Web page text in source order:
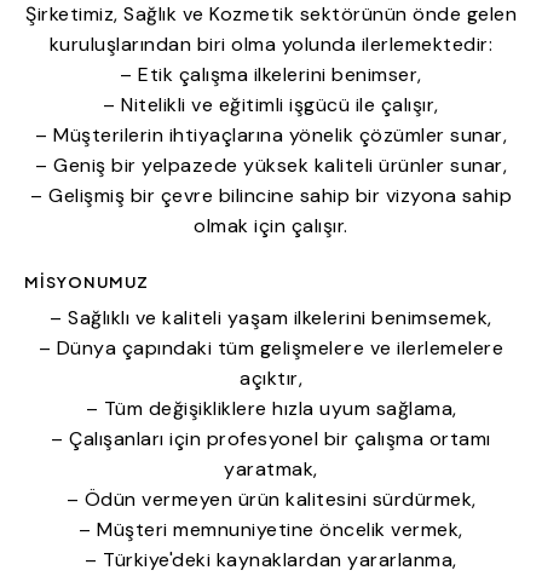
Şirketimiz, Sağlık ve Kozmetik sektörünün önde gelen
kuruluşlarından biri olma yolunda ilerlemektedir:
– Etik çalışma ilkelerini benimser,
– Nitelikli ve eğitimli işgücü ile çalışır,
– Müşterilerin ihtiyaçlarına yönelik çözümler sunar,
– Geniş bir yelpazede yüksek kaliteli ürünler sunar,
– Gelişmiş bir çevre bilincine sahip bir vizyona sahip
olmak için çalışır.
MISYONUMUZ
– Sağlıklı ve kaliteli yaşam ilkelerini benimsemek,
– Dünya çapındaki tüm gelişmelere ve ilerlemelere
açıktır,
– Tüm değişikliklere hızla uyum sağlama,
– Çalışanları için profesyonel bir çalışma ortamı
yaratmak,
– Ödün vermeyen ürün kalitesini sürdürmek,
– Müşteri memnuniyetine öncelik vermek,
– Türkiye'deki kaynaklardan yararlanma,